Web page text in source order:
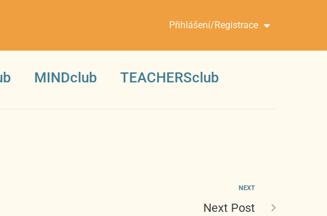
Přihlášení/Registrace
MINDclub TEACHERSclub
NEXT
Next Post